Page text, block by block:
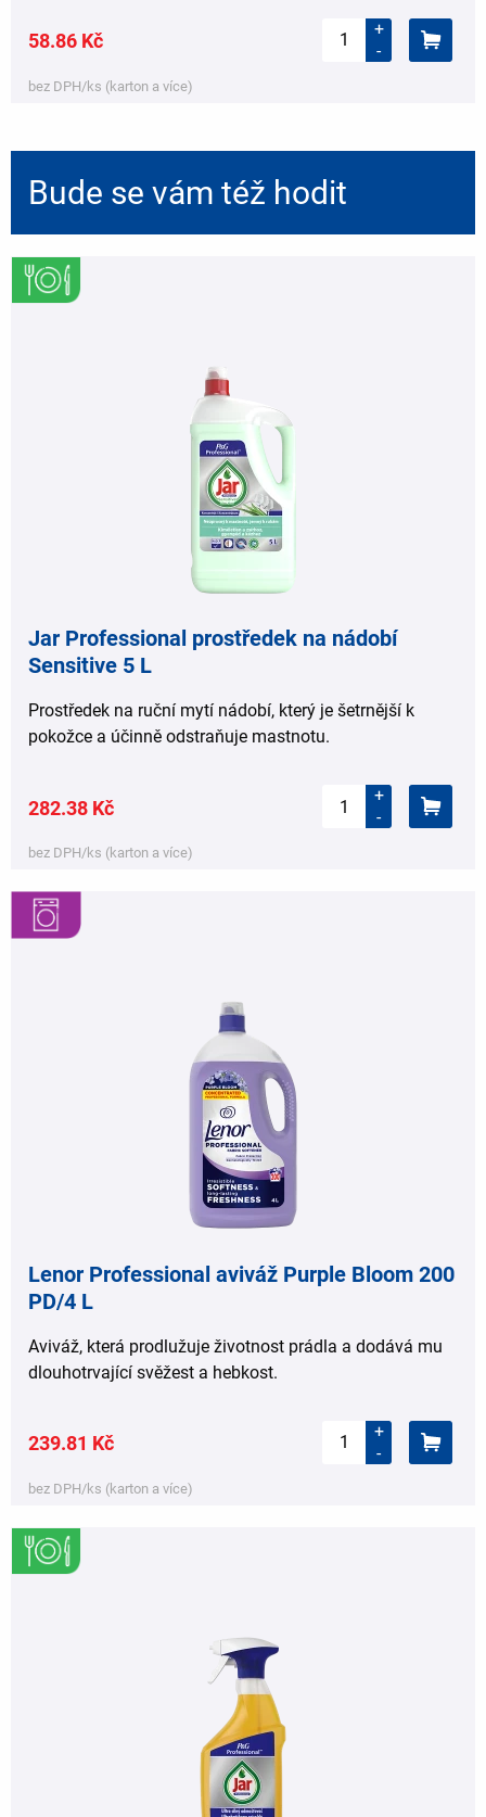
58.86 Kč
+
-
bez DPH/ks (karton a více)
Jar Professional prostředek na nádobí
Sensitive 5 L
Prostředek na ruční mytí nádobí, který je šetrnější k
pokožce a účinně odstraňuje mastnotu.
282.38 Kč
+
-
bez DPH/ks (karton a více)
Lenor Professional aviváž Purple Bloom 200
PD/4 L
Aviváž, která prodlužuje životnost prádla a dodává mu
dlouhotrvající svěžest a hebkost.
239.81 Kč
+
-
bez DPH/ks (karton a více)
Bude se vám též hodit